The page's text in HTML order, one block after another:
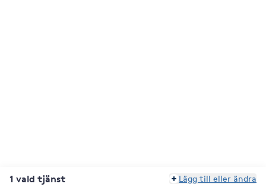
1 vald tjänst Lägg till eller ändra